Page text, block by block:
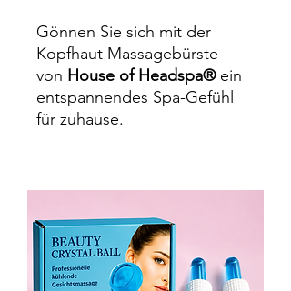
Gönnen Sie sich mit der
Kopfhaut Massagebürste
von House of Headspa®ein
entspannendes Spa-Gefühl
für zuhause.